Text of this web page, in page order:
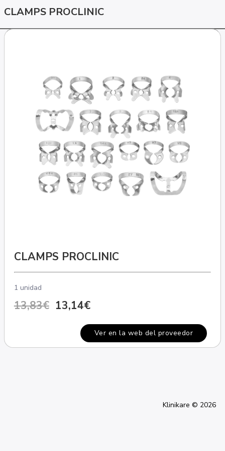
CLAMPS PROCLINIC
CLAMPS PROCLINIC
1 unidad
13,83€ 13,14€
Ver en la web del proveedor
Klinikare © 2026